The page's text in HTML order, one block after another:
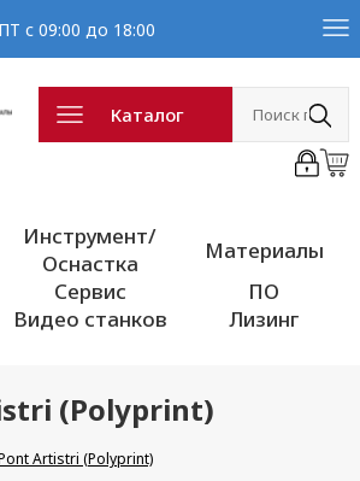
с 09:00 до 18:00
Каталог
Инструмент/
Оснастка
Материалы
Сервис
ПО
Видео станков Лизинг
(Polyprint)
Artistri (Polyprint)